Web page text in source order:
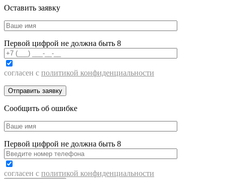
Оставить заявку
Первой цифрой не должна быть 8
согласен с политикой конфиденциальности
Сообщить об ошибке
Первой цифрой не должна быть 8
согласен с политикой конфиденциальности